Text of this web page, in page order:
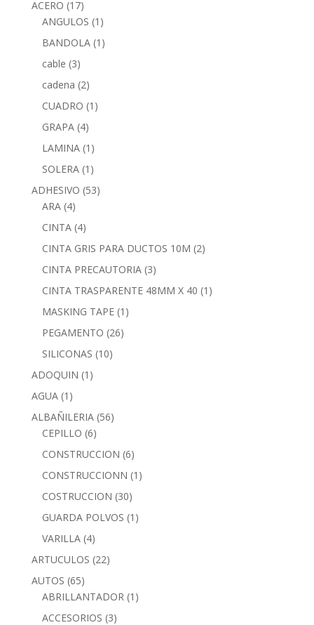
ACERO (17)
ANGULOS (1)
BANDOLA (1)
cable (3)
cadena (2)
CUADRO (1)
GRAPA (4)
LAMINA (1)
SOLERA (1)
ADHESIVO (53)
ARA (4)
CINTA (4)
CINTA GRIS PARA DUCTOS 10M (2)
CINTA PRECAUTORIA (3)
CINTA TRASPARENTE 48MM X 40 (1)
MASKING TAPE (1)
PEGAMENTO (26)
SILICONAS (10)
ADOQUIN (1)
AGUA (1)
ALBAÑILERIA (56)
CEPILLO (6)
CONSTRUCCION (6)
CONSTRUCCIONN (1)
COSTRUCCION (30)
GUARDA POLVOS (1)
VARILLA (4)
ARTUCULOS (22)
AUTOS (65)
ABRILLANTADOR (1)
ACCESORIOS (3)